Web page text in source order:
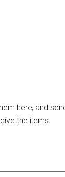
here, and
the items.